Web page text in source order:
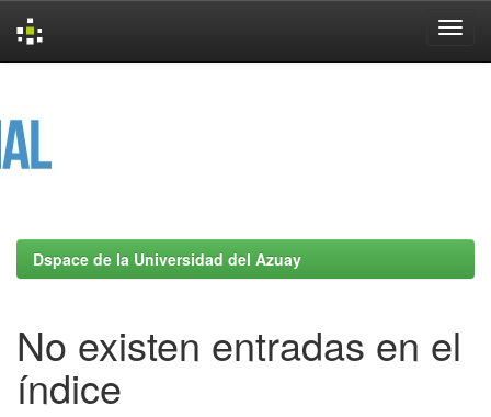
Dspace de la Universidad del Azuay
No existen entradas en el
índice